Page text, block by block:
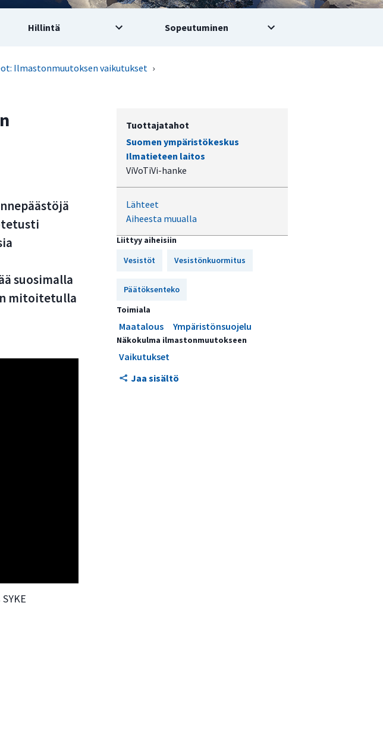
Hillintä Sopeutuminen
Ilmastonmuutoksen vaikutukset ›
Tuottajatahot
Suomen ympäristökeskus
Ilmatieteen laitos
ViVoTiVi-hanke
Lähteet
Aiheesta muualla
Liittyy aiheisiin
Vesistöt
Vesistönkuormitus
Päätöksenteko
Toimiala
Maatalous Ympäristönsuojelu
Näkokulma ilmastonmuutokseen
Vaikutukset
Jaa sisältö
suosimalla
mitoitetulla